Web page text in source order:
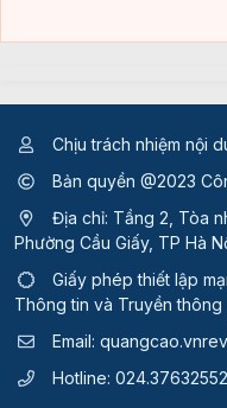
Chịu trách nhiệm nội
Bản quyền @2023
Địa chỉ: Tầng 2, Tòa
Phường Cầu Giấy, TP Hà
Giấy phép thiết lập
Thông tin và Truyền
Email:
Hotline: 024.37632552